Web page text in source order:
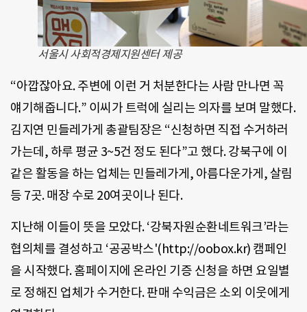
서울시 사회적경제지원센터 제공
“아깝잖아요. 주변에 이런 거 처분한다는 사람 만나면 꼭
얘기해줍니다.” 이씨가 트럭에 실리는 의자를 보며 말했다.
김지연 민들레가게 총괄팀장은 “신청하면 직접 수거하러
가는데, 하루 평균 3~5건 정도 된다”고 했다. 강북구에 이
같은 활동을 하는 업체는 민들레가게, 아름다운가게, 살림
등 7곳. 매장 수로 20여곳이나 된다.
지난해 이들이 뜻을 모았다. ‘강북자원순환네트워크’라는
협의체를 결성하고 ‘공공박스'(http://oobox.kr) 캠페인
을 시작했다. 홈페이지에 온라인 기증 신청을 하면 요일별
로 정해진 업체가 수거한다. 판매 수익금은 소외 이웃에게